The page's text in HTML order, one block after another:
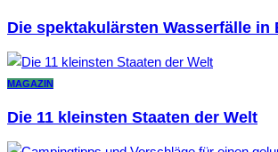
Die spektakulärsten Wasserfälle in
MAGAZIN
Die 11 kleinsten Staaten der Welt